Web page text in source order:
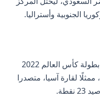
الجنوبية وأستراليا.
وتأهل المنتخب الوطني إلى نهائيات بطولة كأس العالم 2022
لقارة آسيا، متصدرا